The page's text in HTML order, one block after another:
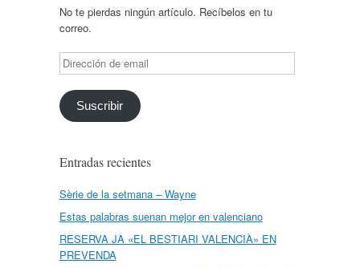
No te pierdas ningún artículo. Recíbelos en tu
correo.
Dirección
de
email
Suscribir
Entradas recientes
Sèrie de la setmana – Wayne
Estas palabras suenan mejor en valenciano
RESERVA JA «EL BESTIARI VALENCIÀ» EN
PREVENDA